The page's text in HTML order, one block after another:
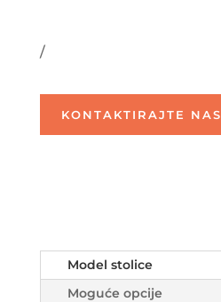
/
KONTAKTIRAJTE NAS
Model stolice
Moguće opcije